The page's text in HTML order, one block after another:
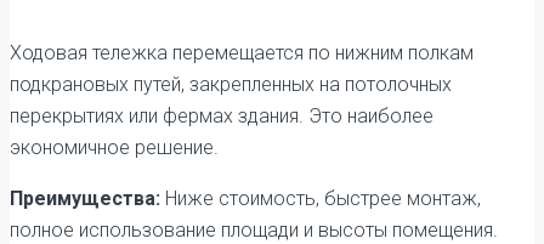
Ходовая тележка перемещается по нижним полкам
подкрановых путей, закрепленных на потолочных
перекрытиях или фермах здания. Это наиболее
экономичное решение.
Преимущества: Ниже стоимость, быстрее монтаж,
полное использование площади и высоты помещения.